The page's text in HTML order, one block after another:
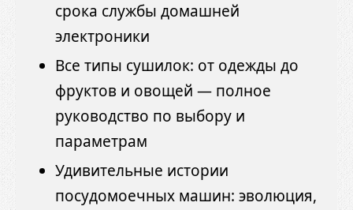
срока службы домашней
электроники
Все типы сушилок: от одежды до
фруктов и овощей — полное
руководство по выбору и
параметрам
Удивительные истории
посудомоечных машин: эволюция,